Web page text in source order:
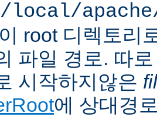
local/
root 디렉토리
파일 경로. 따
시작하지않은
에 상대경